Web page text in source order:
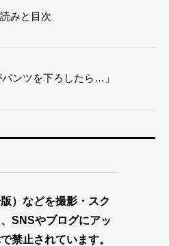
みと目次
ンツを下ろしたら…」
）などを撮影・スク
SNSやブログにアッ
禁止されています。